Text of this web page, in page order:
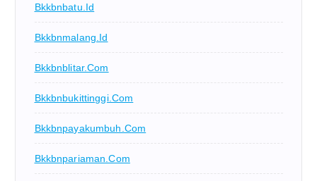
Bkkbnbatu.id
Bkkbnmalang.id
Bkkbnblitar.com
Bkkbnbukittinggi.com
Bkkbnpayakumbuh.com
Bkkbnpariaman.com